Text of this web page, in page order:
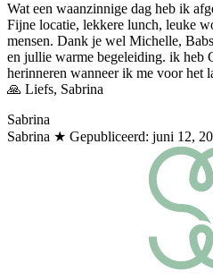
Wat een waanzinnige dag heb ik
Fijne locatie, lekkere lunch, leuke
mensen. Dank je wel Michelle,
en jullie warme begeleiding. ik heb
herinneren wanneer ik me voor het
🙏 Liefs, Sabrina
Sabrina
Sabrina ★ Gepubliceerd: juni 12,